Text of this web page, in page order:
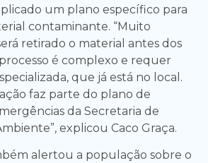
um plano específico para
contaminante. “Muito
retirado o material antes dos
é complexo e requer
que já está no local.
faz parte do plano de
da Secretaria de
explicou Caco Graça.
alertou a população sobre o